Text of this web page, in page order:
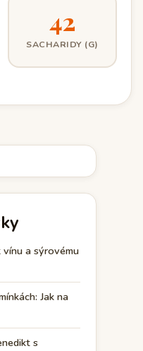
42
SACHARIDY (G)
vínu a sýrovému
Jak na
s